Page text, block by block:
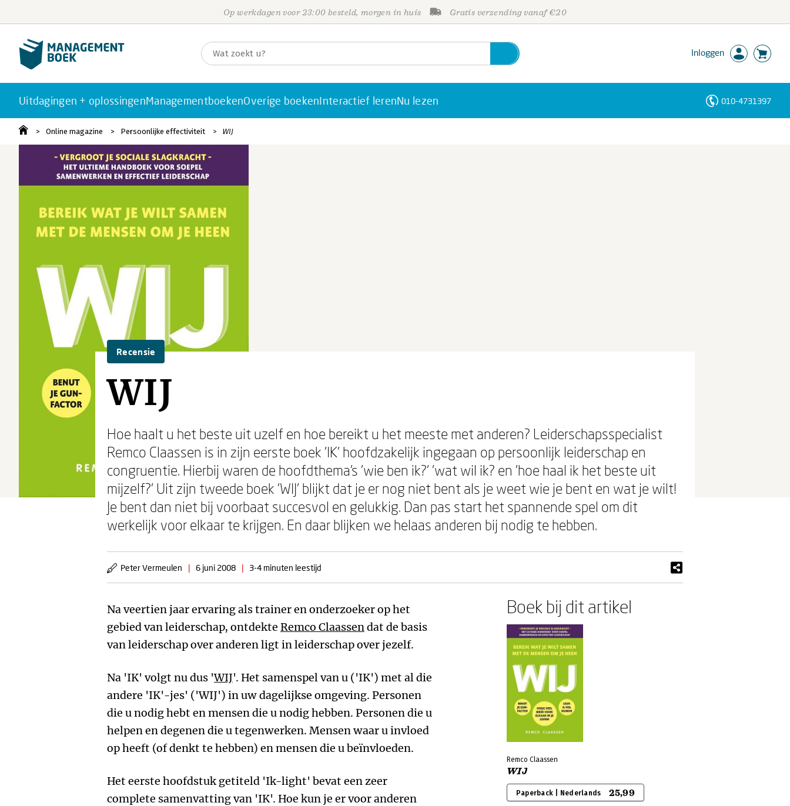
Op werkdagen voor 23:00 besteld, morgen in huis Gratis verzending vanaf €20
Inloggen
Uitdagingen + oplossingenManagementboekenOverige boekenInteractief lerenNu lezen 010-4731397
Online magazine Persoonlijke effectiviteit WIJ
Recensie
WIJ
Hoe haalt u het beste uit uzelf en hoe bereikt u het meeste met anderen? Leiderschapsspecialist
Remco Claassen is in zijn eerste boek 'IK' hoofdzakelijk ingegaan op persoonlijk leiderschap en
congruentie. Hierbij waren de hoofdthema's 'wie ben ik?' 'wat wil ik? en 'hoe haal ik het beste uit
mijzelf?' Uit zijn tweede boek 'WIJ' blijkt dat je er nog niet bent als je weet wie je bent en wat je wilt!
Je bent dan niet bij voorbaat succesvol en gelukkig. Dan pas start het spannende spel om dit
werkelijk voor elkaar te krijgen. En daar blijken we helaas anderen bij nodig te hebben.
Peter Vermeulen | 6 juni 2008 | 3-4 minuten leestijd
Na veertien jaar ervaring als trainer en onderzoeker op het
gebied van leiderschap, ontdekte Remco Claassendat de basis
van leiderschap over anderen ligt in leiderschap over jezelf.
Na 'IK' volgt nu dus 'WIJ'. Het samenspel van u ('IK') met al die
andere 'IK'-jes' ('WIJ') in uw dagelijkse omgeving. Personen
die u nodig hebt en mensen die u nodig hebben. Personen die u
helpen en degenen die u tegenwerken. Mensen waar u invloed
op heeft (of denkt te hebben) en mensen die u beïnvloeden.
Het eerste hoofdstuk getiteld 'Ik-light' bevat een zeer
complete samenvatting van 'IK'. Hoe kun je er voor anderen
Boek bij dit artikel
Remco Claassen
WIJ
Paperback | Nederlands 25,99
Personen